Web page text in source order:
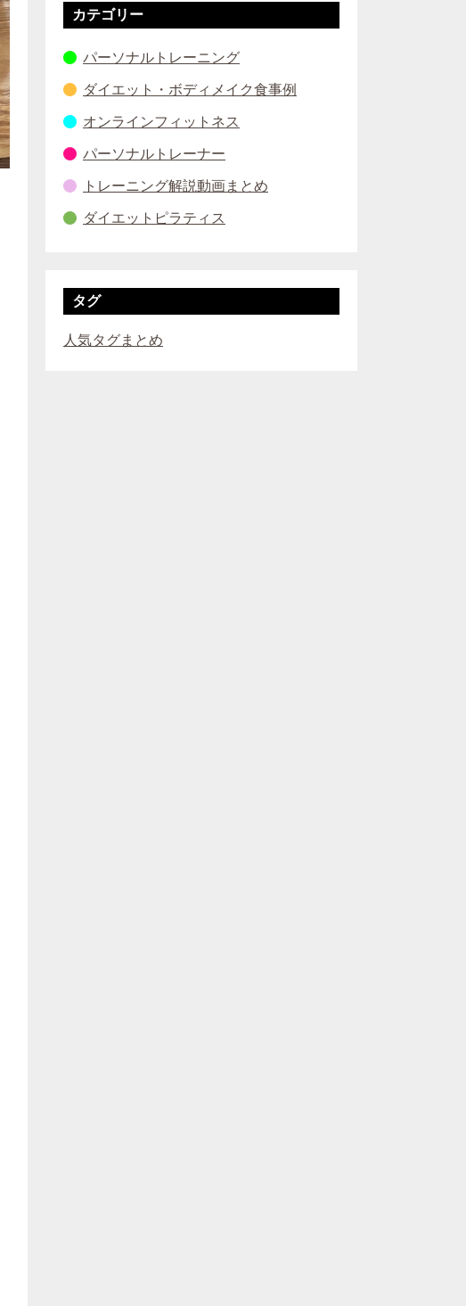
カテゴリー
パーソナルトレーニング
ダイエット・ボディメイク食事例
オンラインフィットネス
パーソナルトレーナー
トレーニング解説動画まとめ
ダイエットピラティス
タグ
人気タグまとめ